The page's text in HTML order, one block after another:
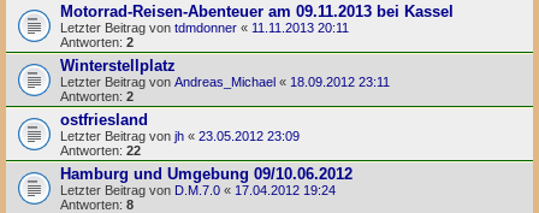
Motorrad-Reisen-Abenteuer am 09.11.2013 bei Kassel
Letzter Beitrag von tdmdonner « 11.11.2013 20:11
Antworten: 2
Winterstellplatz
Letzter Beitrag von Andreas_Michael « 18.09.2012 23:11
Antworten: 2
ostfriesland
Letzter Beitrag von jh « 23.05.2012 23:09
Antworten: 22
Hamburg und Umgebung 09/10.06.2012
Letzter Beitrag von D.M.7.0 « 17.04.2012 19:24
Antworten: 8